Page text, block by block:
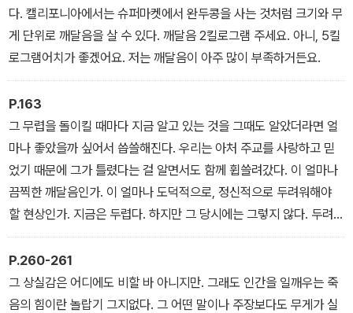
다. 캘리포니아에서는 슈퍼마켓에서 완두콩을 사는 것처럼 크기와 무
게 단위로 깨달음을 살 수 있다. 깨달음 2킬로그램 주세요. 아니, 5킬
로그램어치가 좋겠어요. 저는 깨달음이 아주 많이 부족하거든요.
P.163
그 무렵을 돌이킬 때마다 지금 알고 있는 것을 그때도 알았더라면 얼
마나 좋았을까 싶어서 씁쓸해진다. 우리는 아처 주교를 사랑하고 믿
었기 때문에 그가 틀렸다는 걸 알면서도 함께 휩쓸려갔다. 이 얼마나
끔찍한 깨달음인가. 이 얼마나 도덕적으로, 정신적으로 두려워해야
할 현상인가. 지금은 두렵다. 하지만 그 당시에는 그렇지 않다. 두려워
졌을 때에는 이미 엎질러진 물이었다. 뒤늦은 깨달음이 언제나 그렇
듯.
이것이 당신에겐 지루한 종알거림으로 들릴지 모르겠지만, 나에게는
특별한 의미가 있는 이야기다. 절망한 내 심장의 이야기인 것이다.
P.260-261
그 상실감은 어디에도 비할 바 아니지만. 그래도 인간을 일깨우는 죽
음의 힘이란 놀랍기 그지없다. 그 어떤 말이나 주장보다도 무게가 실